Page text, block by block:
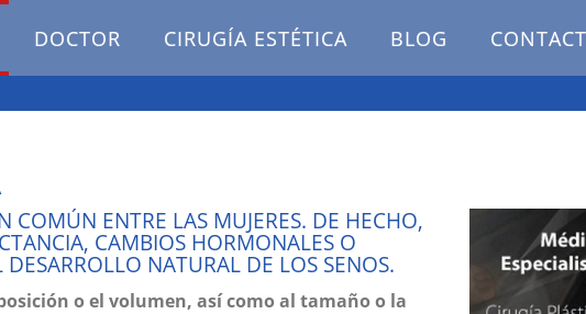
DOCTOR CIRUGÍA ESTÉTICA BLOG
COMÚN ENTRE LAS MUJERES. DE HECHO,
CAMBIOS HORMONALES O
NATURAL DE LOS SENOS.
o el volumen, así como al tamaño o la